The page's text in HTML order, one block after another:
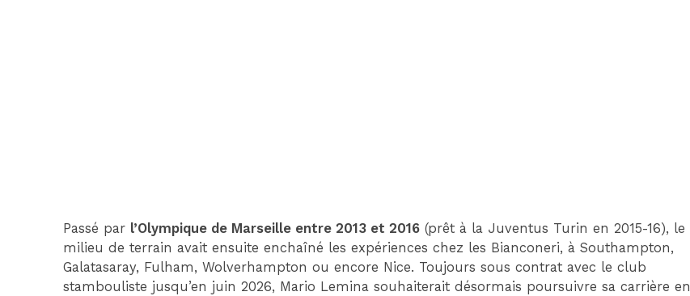
Passé par l’Olympique de Marseille entre 2013 et 2016 (prêt à la Juventus Turin en 2015-16), le
milieu de terrain avait ensuite enchaîné les expériences chez les Bianconeri, à Southampton,
Galatasaray, Fulham, Wolverhampton ou encore Nice. Toujours sous contrat avec le club
stambouliste jusqu’en juin 2026, Mario Lemina souhaiterait désormais poursuivre sa carrière en